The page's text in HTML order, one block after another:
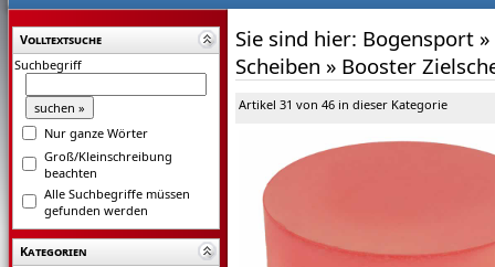
Volltextsuche
Suchbegriff
Nur ganze Wörter
Groß/Kleinschreibung
beachten
Alle Suchbegriffe müssen
gefunden werden
Kategorien
Sie sind hier: Bogensport »
Scheiben » Booster
Artikel 31 von 46 in dieser Kategorie